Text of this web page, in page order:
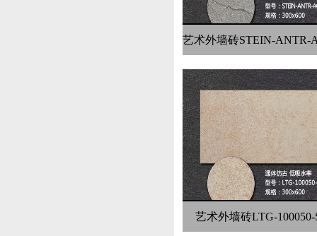
艺术外墙砖STEIN-ANTR-
艺术外墙砖LTG-100050-